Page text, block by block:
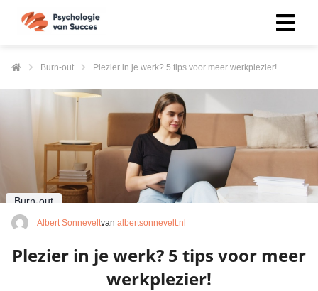
Burn-out Plezier in je werk? 5 tips voor meer werkplezier!
Burn-out
Albert Sonneveltvan albertsonnevelt.nl
Plezier in je werk? 5 tips voor meer
werkplezier!